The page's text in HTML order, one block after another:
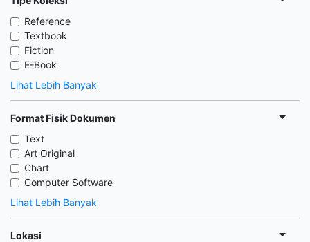
Reference
Textbook
Fiction
E-Book
Lihat Lebih Banyak
Format Fisik Dokumen
Text
Art Original
Chart
Computer Software
Lihat Lebih Banyak
Lokasi